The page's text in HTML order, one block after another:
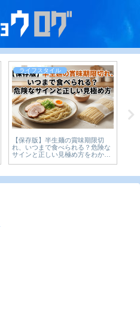
ライフスタイル
【保存版】半生麺の賞味期限切
れ、いつまで食べられる？危険な
サインと正しい見極め方をわかり